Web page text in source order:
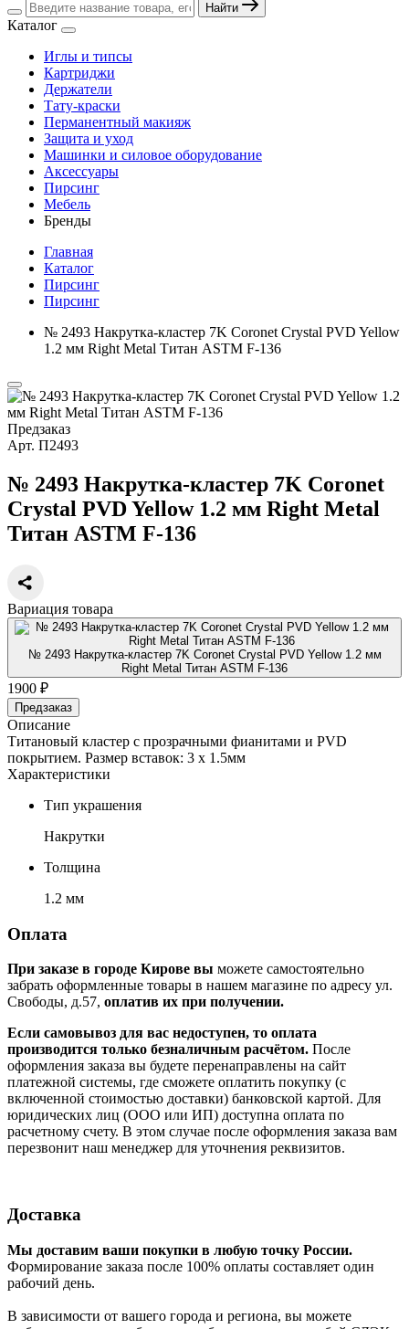
Найти
Каталог
Иглы и типсы
Картриджи
Держатели
Тату-краски
Перманентный макияж
Защита и уход
Машинки и силовое оборудование
Аксессуары
Пирсинг
Мебель
Бренды
Главная
Каталог
Пирсинг
Пирсинг
№ 2493 Накрутка-кластер 7K Coronet Crystal PVD Yellow
1.2 мм Right Metal Титан ASTM F-136
Предзаказ
Арт. П2493
№ 2493 Накрутка-кластер 7K Coronet
Crystal PVD Yellow 1.2 мм Right Metal
Титан ASTM F-136
Вариация товара
№ 2493 Накрутка-кластер 7K Coronet Crystal PVD Yellow 1.2 мм
Right Metal Титан ASTM F-136
1900 ₽
Предзаказ
Описание
Титановый кластер с прозрачными фианитами и PVD
покрытием. Размер вставок: 3 х 1.5мм
Характеристики
Тип украшения
Накрутки
Толщина
1.2 мм
Оплата
При заказе в городе Кирове вы можете самостоятельно
забрать оформленные товары в нашем магазине по адресу ул.
Свободы, д.57, оплатив их при получении.
Если самовывоз для вас недоступен, то оплата
производится только безналичным расчётом. После
оформления заказа вы будете перенаправлены на сайт
платежной системы, где сможете оплатить покупку (с
включенной стоимостью доставки) банковской картой. Для
юридических лиц (ООО или ИП) доступна оплата по
расчетному счету. В этом случае после оформления заказа вам
перезвонит наш менеджер для уточнения реквизитов.
Доставка
Мы доставим ваши покупки в любую точку России.
Формирование заказа после 100% оплаты составляет один
рабочий день.
В зависимости от вашего города и региона, вы можете